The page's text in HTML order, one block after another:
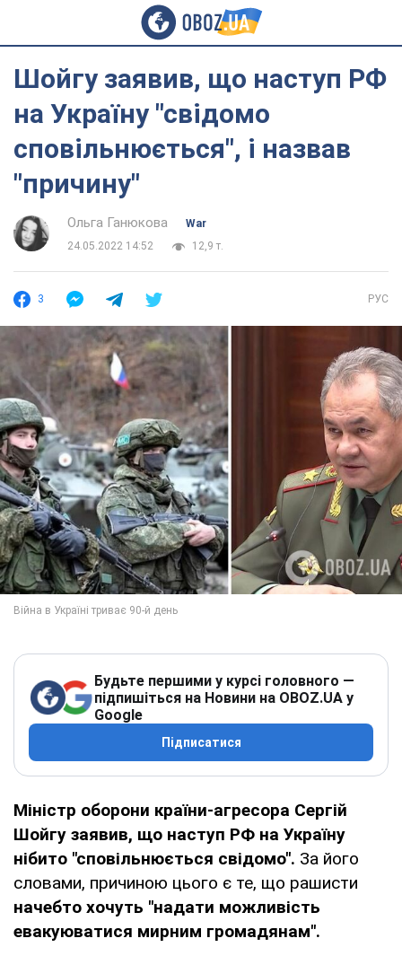
Шойгу заявив, що наступ РФ
на Україну "свідомо
сповільнюється", і назвав
"причину"
Ольга Ганюкова
War
24.05.2022 14:52
12,9 т.
3 РУС
Будьте першими у курсі головного —
підпишіться на Новини на OBOZ.UA у
Google
Підписатися
Міністр оборони країни-агресора Сергій
Шойгу заявив, що наступ РФ на Україну
нібито "сповільнюється свідомо". За його
словами, причиною цього є те, що рашисти
начебто хочуть "надати можливість
евакуюватися мирним громадянам".